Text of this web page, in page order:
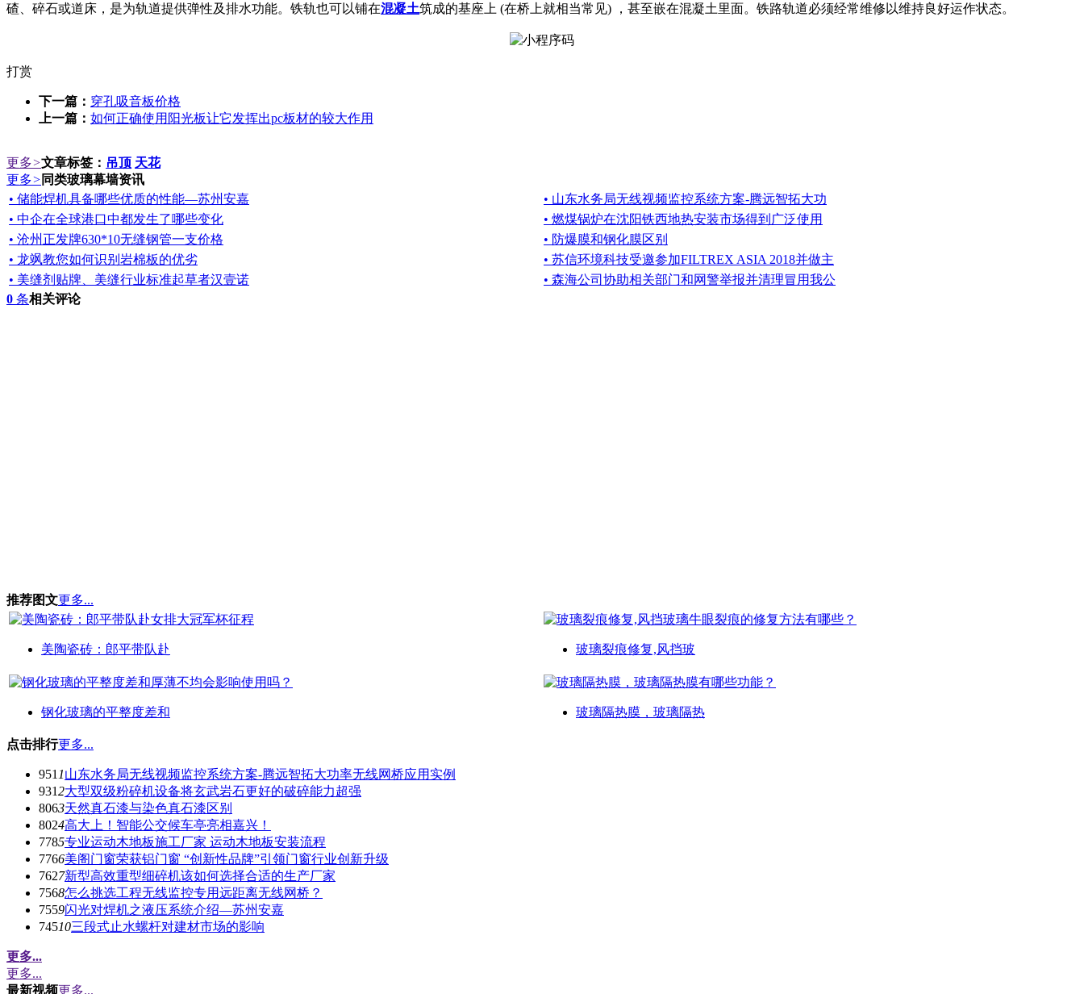
碴、碎石或道床，是为轨道提供弹性及排水功能。铁轨也可以铺在混凝土筑成的基座上 (在桥上就相当常见) ，甚至嵌在混凝土里面。铁路轨道必须经常维修以维持良好运作状态。
打赏
下一篇： 穿孔吸音板价格
上一篇： 如何正确使用阳光板让它发挥出pc板材的较大作用
更多>文章标签： 吊顶 天花
更多> 同类玻璃幕墙资讯
• 储能焊机具备哪些优质的性能—苏州安嘉
• 山东水务局无线视频监控系统方案-腾远智拓大功
• 中企在全球港口中都发生了哪些变化
• 燃煤锅炉在沈阳铁西地热安装市场得到广泛使用
• 沧州正发牌630*10无缝钢管一支价格
• 防爆膜和钢化膜区别
• 龙飒教您如何识别岩棉板的优劣
• 苏信环境科技受邀参加FILTREX ASIA 2018并做主
• 美缝剂贴牌、美缝行业标准起草者汉壹诺
• 森海公司协助相关部门和网警举报并清理冒用我公
0 条相关评论
推荐图文更多...
美陶瓷砖：郎平带队赴 玻璃裂痕修复,风挡玻
钢化玻璃的平整度差和 玻璃隔热膜，玻璃隔热
点击排行更多...
951 1山东水务局无线视频监控系统方案-腾远智拓大功率无线网桥应用实例
9312大型双级粉碎机设备将玄武岩石更好的破碎能力超强
8063天然真石漆与染色真石漆区别
8024高大上！智能公交候车亭亮相嘉兴！
7785专业运动木地板施工厂家 运动木地板安装流程
7766美阁门窗荣获铝门窗 “创新性品牌”引领门窗行业创新升级
7627新型高效重型细碎机该如何选择合适的生产厂家
7568怎么挑选工程无线监控专用远距离无线网桥？
7559闪光对焊机之液压系统介绍—苏州安嘉
74510三段式止水螺杆对建材市场的影响
更多...
更多...
最新视频更多...